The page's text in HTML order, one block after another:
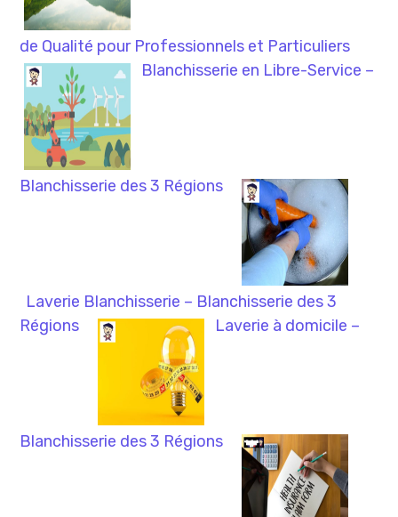
de Qualité pour Professionnels et Particuliers
Blanchisserie en Libre-Service –
Blanchisserie des 3 Régions
Laverie Blanchisserie – Blanchisserie des 3
Régions
Laverie à domicile –
Blanchisserie des 3 Régions